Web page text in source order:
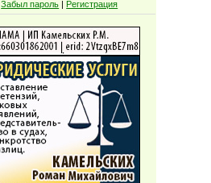
Забыл пароль | Регистрация